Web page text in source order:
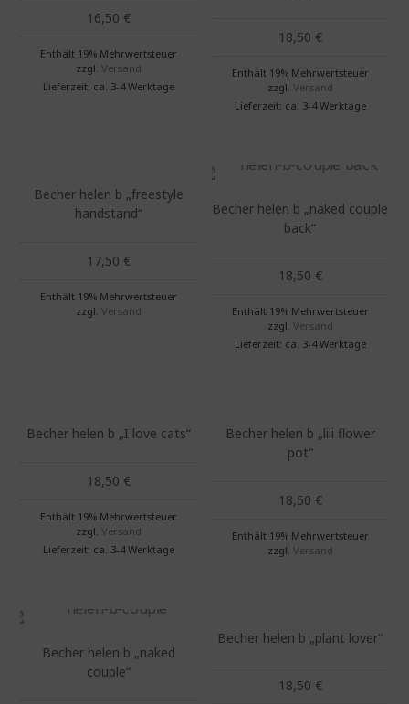
16,50 €
Enthält 19% Mehrwertsteuer
zzgl.Versand
Lieferzeit: ca. 3-4 Werktage
18,50 €
Enthält 19% Mehrwertsteuer
zzgl. Versand
Lieferzeit: ca. 3-4 Werktage
Becher helen b „freestyle
handstand“
17,50 €
Enthält 19% Mehrwertsteuer
zzgl.Versand
Becher helen b „naked couple
back“
18,50 €
Enthält 19% Mehrwertsteuer
zzgl. Versand
Lieferzeit: ca. 3-4 Werktage
Becher helen b „I love cats“
18,50 €
Enthält 19% Mehrwertsteuer
zzgl.Versand
Lieferzeit: ca. 3-4 Werktage
Becher helen b „lili flower
pot“
18,50 €
Enthält 19% Mehrwertsteuer
zzgl. Versand
Becher helen b „naked
couple“
Becher helen b „plant lover“
18,50 €